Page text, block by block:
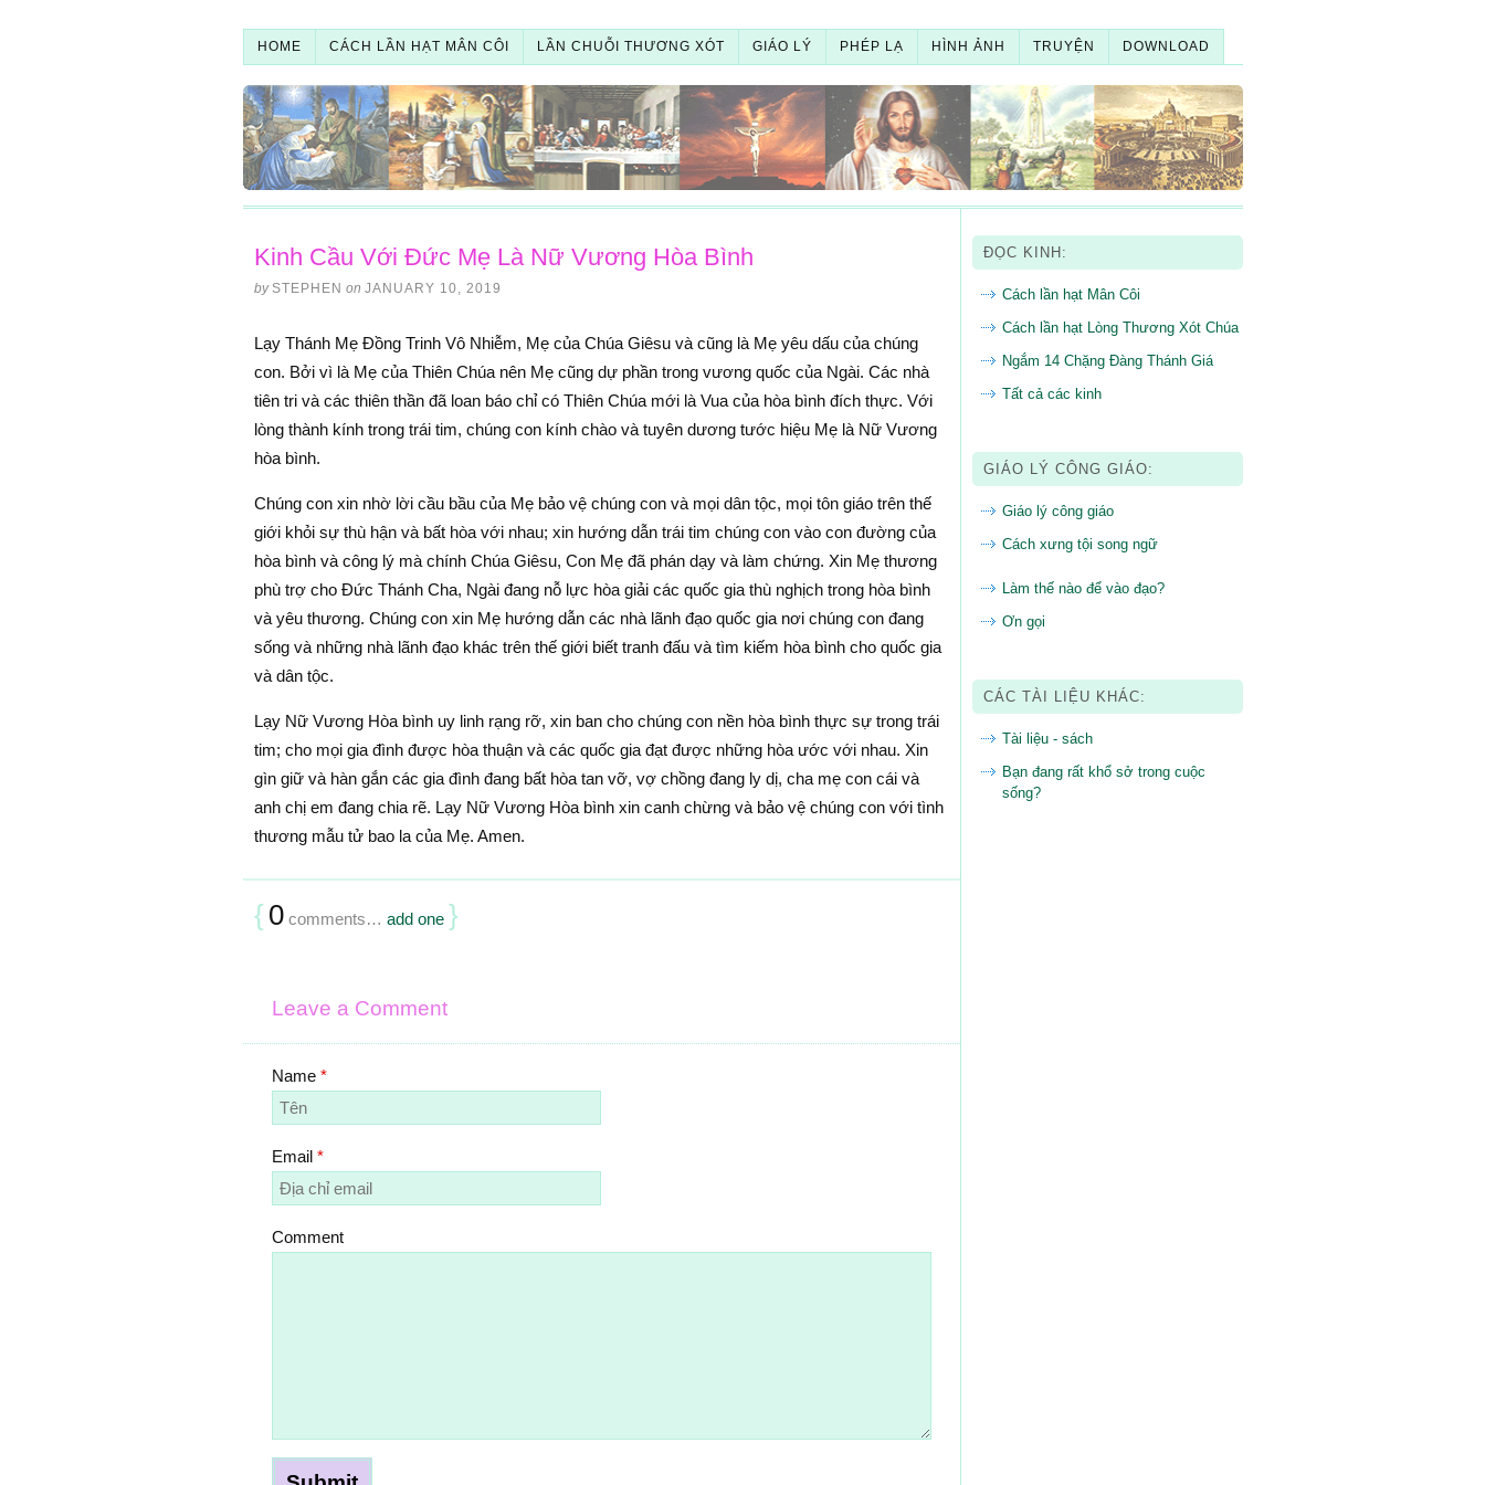
HOME CÁCH LẦN HẠT MÂN CÔI LẦN CHUỖI THƯƠNG XÓT GIÁO LÝ PHÉP LẠ HÌNH ẢNH TRUYỆN DOWNLOAD
Kinh Cầu Với Ðức Mẹ Là Nữ Vương Hòa Bình
by STEPHEN on JANUARY 10, 2019
Lạy Thánh Mẹ Ðồng Trinh Vô Nhiễm, Mẹ của Chúa Giêsu và cũng là Mẹ yêu dấu của chúng
con. Bởi vì là Mẹ của Thiên Chúa nên Mẹ cũng dự phần trong vương quốc của Ngài. Các nhà
tiên tri và các thiên thần đã loan báo chỉ có Thiên Chúa mới là Vua của hòa bình đích thực. Với
lòng thành kính trong trái tim, chúng con kính chào và tuyên dương tước hiệu Mẹ là Nữ Vương
hòa bình.
Chúng con xin nhờ lời cầu bầu của Mẹ bảo vệ chúng con và mọi dân tộc, mọi tôn giáo trên thế
giới khỏi sự thù hận và bất hòa với nhau; xin hướng dẫn trái tim chúng con vào con đường của
hòa bình và công lý mà chính Chúa Giêsu, Con Mẹ đã phán dạy và làm chứng. Xin Mẹ thương
phù trợ cho Ðức Thánh Cha, Ngài đang nỗ lực hòa giải các quốc gia thù nghịch trong hòa bình
và yêu thương. Chúng con xin Mẹ hướng dẫn các nhà lãnh đạo quốc gia nơi chúng con đang
sống và những nhà lãnh đạo khác trên thế giới biết tranh đấu và tìm kiếm hòa bình cho quốc gia
và dân tộc.
Lạy Nữ Vương Hòa bình uy linh rạng rỡ, xin ban cho chúng con nền hòa bình thực sự trong trái
tim; cho mọi gia đình được hòa thuận và các quốc gia đạt được những hòa ước với nhau. Xin
gìn giữ và hàn gắn các gia đình đang bất hòa tan vỡ, vợ chồng đang ly dị, cha mẹ con cái và
anh chị em đang chia rẽ. Lạy Nữ Vương Hòa bình xin canh chừng và bảo vệ chúng con với tình
thương mẫu tử bao la của Mẹ. Amen.
{ 0comments… add one }
Leave a Comment
Name *
Email *
Comment
ĐỌC KINH:
Cách lần hạt Mân Côi
Cách lần hạt Lòng Thương Xót Chúa
Ngắm 14 Chặng Đàng Thánh Giá
Tất cả các kinh
GIÁO LÝ CÔNG GIÁO:
Giáo lý công giáo
Cách xưng tội song ngữ
Làm thế nào để vào đạo?
Ơn gọi
CÁC TÀI LIỆU KHÁC:
Tài liệu - sách
Bạn đang rất khổ sở trong cuộc
sống?